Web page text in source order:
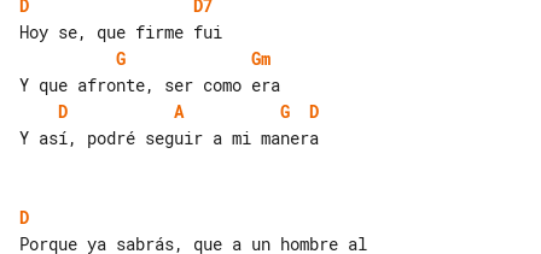
D
D7
G
Gm
D
A G
D
Y así, podré seguir a mi manera
D